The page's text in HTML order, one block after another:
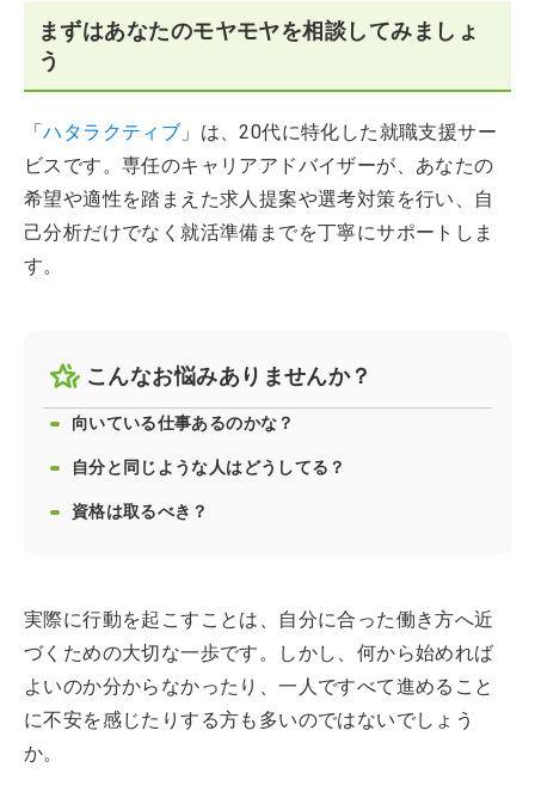
まずはあなたのモヤモヤを相談してみましょ
う
「ハタラクティブ 」は、20代に特化した就職支援サー
ビスです。専任のキャリアアドバイザーが、あなたの
希望や適性を踏まえた求人提案や選考対策を行い、自
己分析だけでなく就活準備までを丁寧にサポートしま
す。
こんなお悩みありませんか？
向いている仕事あるのかな？
自分と同じような人はどうしてる？
資格は取るべき？
実際に行動を起こすことは、自分に合った働き方へ近
づくための大切な一歩です。しかし、何から始めれば
よいのか分からなかったり、一人ですべて進めること
に不安を感じたりする方も多いのではないでしょう
か。